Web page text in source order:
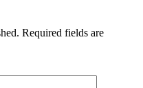
Required fields are